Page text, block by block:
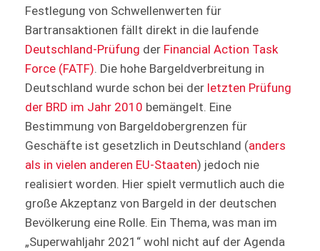
Festlegung von Schwellenwerten für
Bartransaktionen fällt direkt in die laufende
Deutschland-Prüfung der Financial Action Task
Force (FATF). Die hohe Bargeldverbreitung in
Deutschland wurde schon bei der letzten Prüfung
der BRD im Jahr 2010 bemängelt. Eine
Bestimmung von Bargeldobergrenzen für
Geschäfte ist gesetzlich in Deutschland (anders
als in vielen anderen EU-Staaten) jedoch nie
realisiert worden. Hier spielt vermutlich auch die
große Akzeptanz von Bargeld in der deutschen
Bevölkerung eine Rolle. Ein Thema, was man im
„Superwahljahr 2021“ wohl nicht auf der Agenda